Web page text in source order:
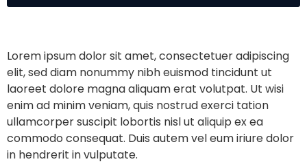
Lorem ipsum dolor sit amet, consectetuer adipiscing
elit, sed diam nonummy nibh euismod tincidunt ut
laoreet dolore magna aliquam erat volutpat. Ut wisi
enim ad minim veniam, quis nostrud exerci tation
ullamcorper suscipit lobortis nisl ut aliquip ex ea
commodo consequat. Duis autem vel eum iriure dolor
in hendrerit in vulputate.